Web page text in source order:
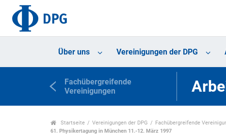
Über uns Vereinigungen der DPG
Fachübergreifende
Vereinigungen
Startseite Vereinigungen der DPG Fachübergreifende
61. Physikertagung in München 11.-12. März 1997